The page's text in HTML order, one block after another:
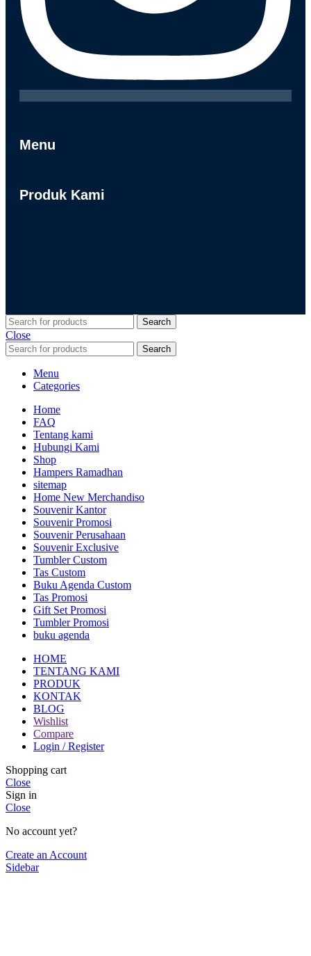
Menu
Produk Kami
Search
Close
Search
Menu
Categories
Home
FAQ
Tentang kami
Hubungi Kami
Shop
Hampers Ramadhan
sitemap
Home New Merchandiso
Souvenir Kantor
Souvenir Promosi
Souvenir Perusahaan
Souvenir Exclusive
Tumbler Custom
Tas Custom
Buku Agenda Custom
Tas Promosi
Gift Set Promosi
Tumbler Promosi
buku agenda
HOME
TENTANG KAMI
PRODUK
KONTAK
BLOG
Wishlist
Compare
Login / Register
Shopping cart
Close
Sign in
Close
No account yet?
Create an Account
Sidebar